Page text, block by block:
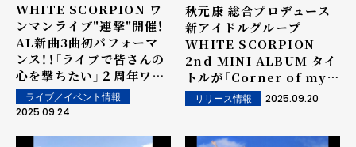
WHITE SCORPION ワ
ンマンライブ"連撃"開催！
AL新曲3曲初パフォーマ
ンス！！「ライブで皆さんの
心を撃ちたい」２周年ワン
マン、ドラマ配信、初海外
公演決定！！
ライブ／イベント情報
2025.09.24
秋元康 総合プロデュース
新アイドルグループ
WHITE SCORPION
2nd MINI ALBUM タイ
トルが「Corner of my
heart」に決定！ 合わせて
ジャケット写真を公開！
リリース情報 2025.09.20